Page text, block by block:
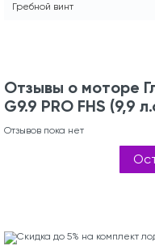
Гребной винт
Отзывы о моторе
G9.9 PRO FHS (9,9
Отзывов пока нет